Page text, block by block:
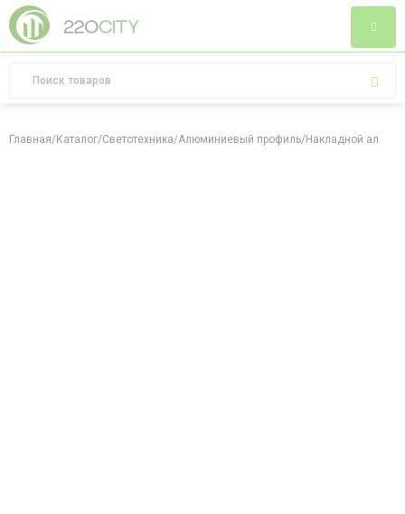
Главная/Каталог/Светотехника/Алюминиевый профиль/Накладной